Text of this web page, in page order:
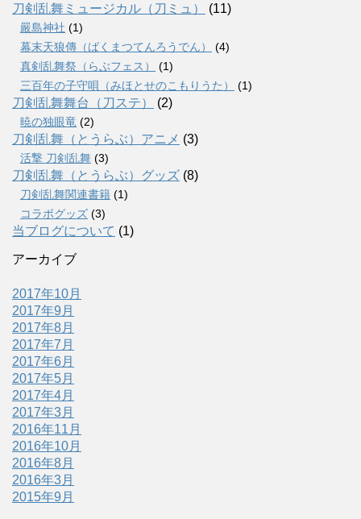
刀剣乱舞ミュージカル（刀ミュ）
(11)
嚴島神社 (1)
幕末天狼傳（ばくまつてんろうでん）
(4)
真剣乱舞祭（らぶフェス）
(1)
三百年の子守唄（みほとせのこもりうた）
(1)
刀剣乱舞舞台（刀ステ） (2)
暁の独眼竜 (2)
刀剣乱舞（とうらぶ）アニメ (3)
活撃 刀剣乱舞 (3)
刀剣乱舞（とうらぶ）グッズ (8)
刀剣乱舞関連書籍 (1)
コラボグッズ (3)
当ブログについて (1)
アーカイブ
2017年10月
2017年9月
2017年8月
2017年7月
2017年6月
2017年5月
2017年4月
2017年3月
2016年11月
2016年10月
2016年8月
2016年3月
2015年9月